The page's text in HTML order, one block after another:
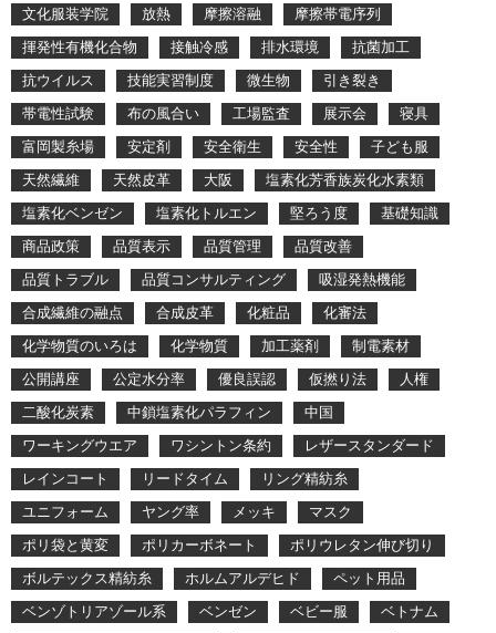
文化服装学院
放熱 摩擦溶融
摩擦帯電序列
揮発性有機化合物
接触冷感 排水環境
抗菌加工
抗ウイルス
技能実習制度 微生物
引き裂き
帯電性試験
布の風合い 工場監査 展示会
寝具
富岡製糸場
安定剤 安全衛生 安全性
子ども服
天然繊維
天然皮革 大阪
塩素化芳香族炭化水素類
塩素化ベンゼン
塩素化トルエン 堅ろう度
基礎知識
商品政策
品質表示 品質管理
品質改善
品質トラブル
品質コンサルティング
吸湿発熱機能
合成繊維の融点
合成皮革 化粧品
化審法
化学物質のいろは
化学物質 加工薬剤
制電素材
公開講座
公定水分率 優良誤認 仮撚り法
人権
二酸化炭素
中鎖塩素化パラフィン
中国
ワーキングウエア
ワシントン条約
レザースタンダード
レインコート
リードタイム
リング精紡糸
ユニフォーム
ヤング率 メッキ
マスク
ポリ袋と黄変
ポリカーボネート
ポリウレタン伸び切り
ボルテックス精紡糸
ホルムアルデヒド
ペット用品
ベンゾトリアゾール系
ベンゼン ベビー服
ベトナム